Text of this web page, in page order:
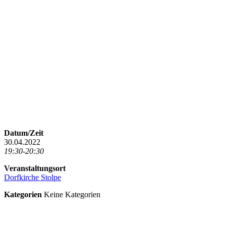
Datum/Zeit
30.04.2022
19:30-20:30
Veranstaltungsort
Dorfkirche Stolpe
Kategorien Keine Kategorien